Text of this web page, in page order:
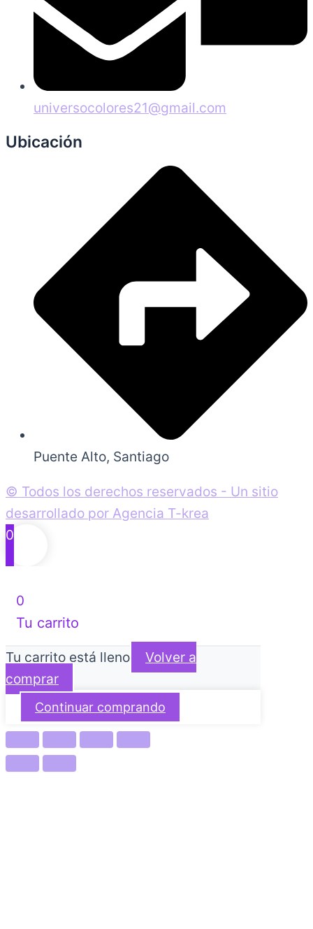
universocolores21@gmail.com
Ubicación
Puente Alto, Santiago
© Todos los derechos reservados - Un sitio
desarrollado por Agencia T-krea
0
0
Tu carrito
Tu carrito está lleno
Volver a
comprar
Continuar comprando